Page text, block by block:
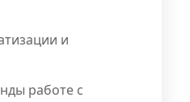
и
работе с